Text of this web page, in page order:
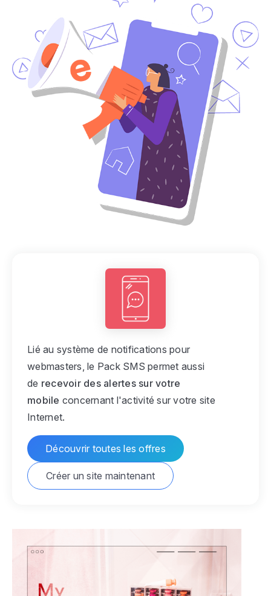
Lié au système de notifications pour
webmasters, le Pack SMS permet aussi
de recevoir des alertes sur votre
mobile concernant l'activité sur votre site
Internet.
Découvrir toutes les offres
Créer un site maintenant